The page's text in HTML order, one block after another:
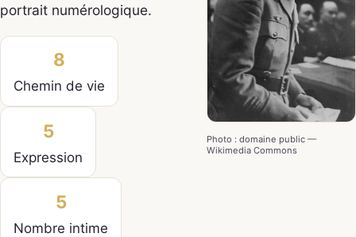
Photo : domaine public —
Wikimedia Commons
portrait numérologique.
8
Chemin de vie
5
Expression
5
Nombre intime